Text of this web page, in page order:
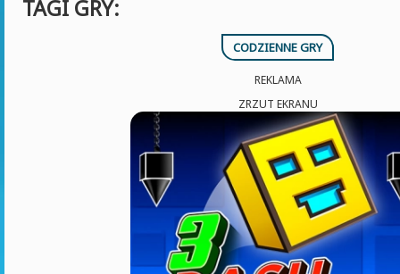
TAGI GRY:
CODZIENNE GRY
REKLAMA
ZRZUT EKRANU